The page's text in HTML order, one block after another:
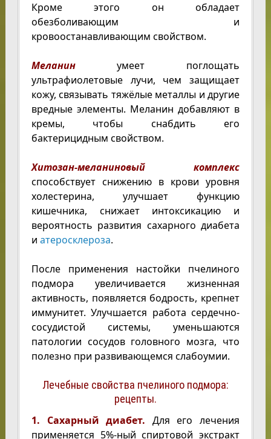
Кроме этого он обладает
обезболивающим и
кровоостанавливающим свойством.
Меланинумеет поглощать
ультрафиолетовые лучи, чем защищает
кожу, связывать тяжёлые металлы и другие
вредные элементы. Меланин добавляют в
кремы, чтобы снабдить его
бактерицидным свойством.
Хитозан-меланиновый комплекс
способствует снижению в крови уровня
холестерина, улучшает функцию
кишечника, снижает интоксикацию и
вероятность развития сахарного диабета
и атеросклероза.
После применения настойки пчелиного
подмора увеличивается жизненная
активность, появляется бодрость, крепнет
иммунитет. Улучшается работа сердечно-
сосудистой системы, уменьшаются
патологии сосудов головного мозга, что
полезно при развивающемся слабоумии.
Лечебные свойства пчелиного подмора:
рецепты.
1. Сахарный диабет. Для его лечения
применяется 5%-ный спиртовой экстракт